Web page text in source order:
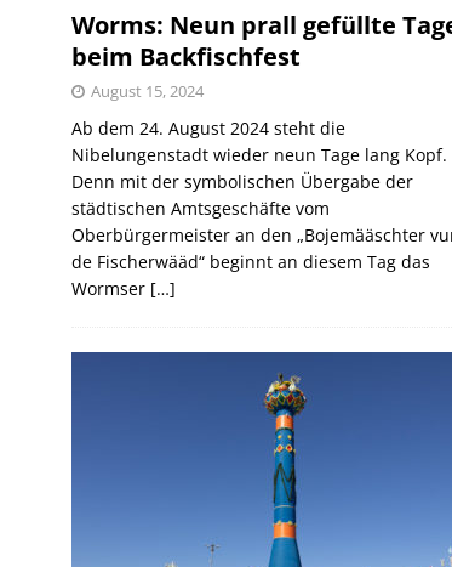
Worms: Neun prall gefüllte
beim Backfischfest
August 15, 2024
Ab dem 24. August 2024 steht die
Nibelungenstadt wieder neun Tage lang Kopf.
Denn mit der symbolischen Übergabe der
städtischen Amtsgeschäfte vom
Oberbürgermeister an den „Bojemääschter
de Fischerwääd“ beginnt an diesem Tag das
Wormser […]